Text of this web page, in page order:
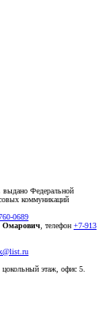
выдано Федеральной
коммуникаций
0689
Омарович , телефон +7-913
этаж, офис 5.